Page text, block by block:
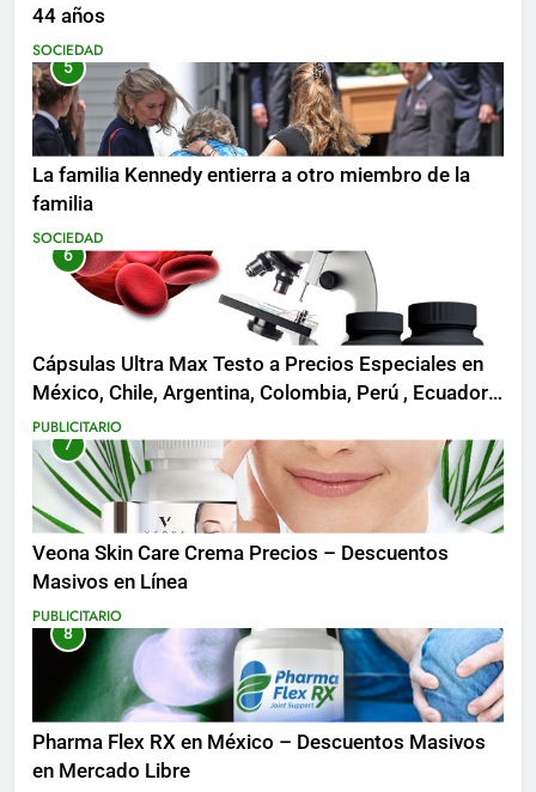
44 años
SOCIEDAD
5
La familia Kennedy entierra a otro miembro de la
familia
SOCIEDAD
6
Cápsulas Ultra Max Testo a Precios Especiales en
México, Chile, Argentina, Colombia, Perú , Ecuador,
Costa Rica y Más
PUBLICITARIO
7
Veona Skin Care Crema Precios – Descuentos
Masivos en Línea
PUBLICITARIO
8
Pharma Flex RX en México – Descuentos Masivos
en Mercado Libre